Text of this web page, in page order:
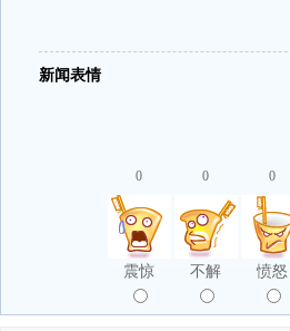
新闻表情
0
震惊
0
不解
0
愤怒